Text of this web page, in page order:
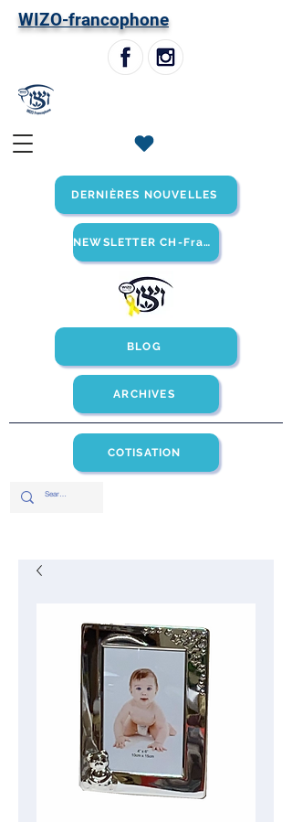
WIZO-francophone
ARCHIVES
DERNIÈRES NOUVELLES
COTISATION
NEWSLETTER CH-Francophone
BLOG